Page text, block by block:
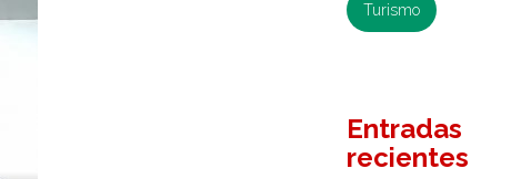
Turismo
Entradas
recientes